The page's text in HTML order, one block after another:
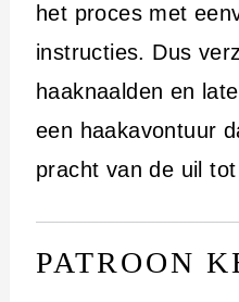
het proces met
instructies. Dus
haaknaalden en
een haakavontuur
pracht van de uil
PATROON